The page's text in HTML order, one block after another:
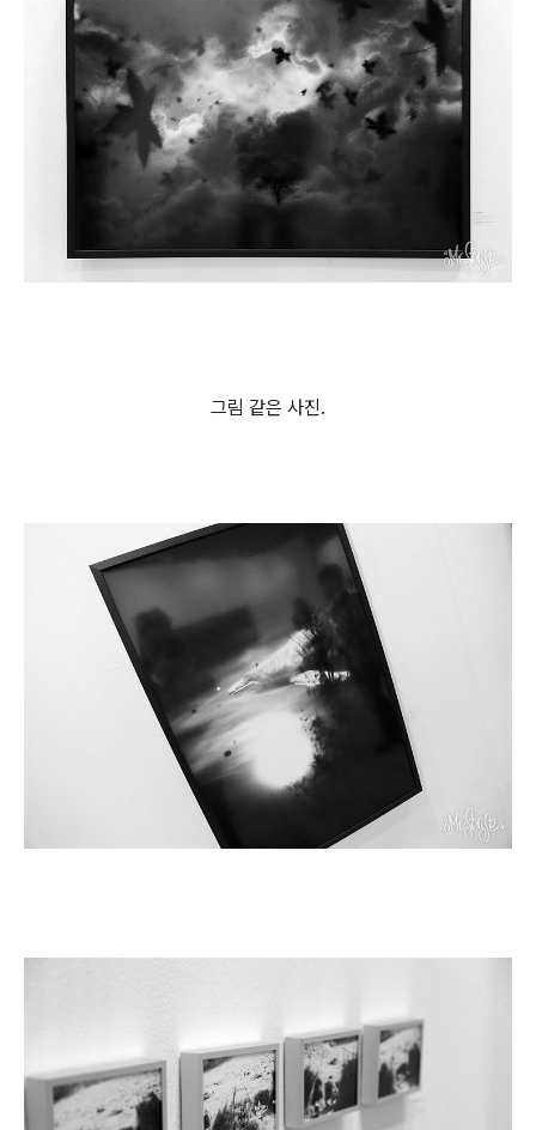
그림 같은 사진.